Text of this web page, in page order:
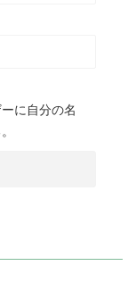
に自分の名